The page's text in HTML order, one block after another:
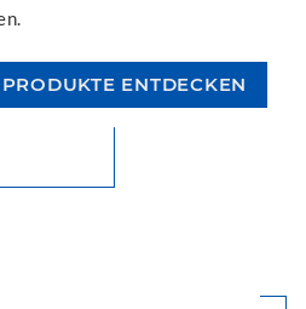
ENTDECKEN